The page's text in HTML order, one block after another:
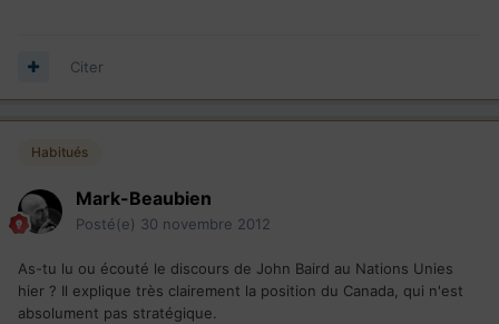
Citer
Habitués
Mark-Beaubien
Posté(e) 30 novembre 2012
As-tu lu ou écouté le discours de John Baird au Nations Unies
hier ? Il explique très clairement la position du Canada, qui n'est
absolument pas stratégique.